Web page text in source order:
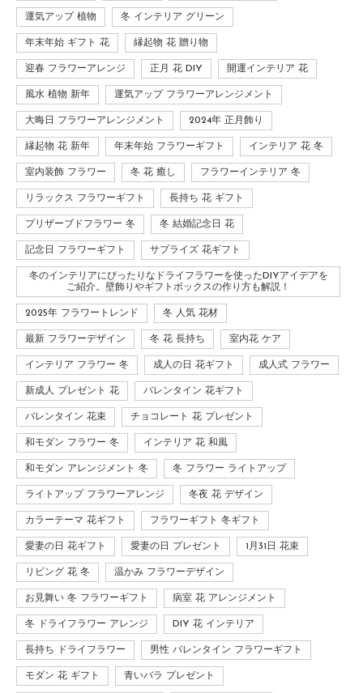
運気アップ 植物 冬 インテリア グリーン
年末年始 ギフト 花 縁起物 花 贈り物
迎春 フラワーアレンジ 正月 花 DIY 開運インテリア 花
風水 植物 新年 運気アップ フラワーアレンジメント
大晦日 フラワーアレンジメント 2024年 正月飾り
縁起物 花 新年 年末年始 フラワーギフト インテリア 花 冬
室内装飾 フラワー 冬 花 癒し フラワーインテリア 冬
リラックス フラワーギフト 長持ち 花 ギフト
プリザーブドフラワー 冬 冬 結婚記念日 花
記念日 フラワーギフト サプライズ 花ギフト
冬のインテリアにぴったりなドライフラワーを使ったDIYアイデアを
ご紹介。壁飾りやギフトボックスの作り方も解説！
2025年 フラワートレンド 冬 人気 花材
最新 フラワーデザイン 冬 花 長持ち 室内花 ケア
インテリア フラワー 冬 成人の日 花ギフト 成人式 フラワー
新成人 プレゼント 花 バレンタイン 花ギフト
バレンタイン 花束 チョコレート 花 プレゼント
和モダン フラワー 冬 インテリア 花 和風
和モダン アレンジメント 冬 冬 フラワー ライトアップ
ライトアップ フラワーアレンジ 冬夜 花 デザイン
カラーテーマ 花ギフト フラワーギフト 冬ギフト
愛妻の日 花ギフト 愛妻の日 プレゼント 1月31日 花束
リビング 花 冬 温かみ フラワーデザイン
お見舞い 冬 フラワーギフト 病室 花 アレンジメント
冬 ドライフラワー アレンジ DIY 花 インテリア
長持ち ドライフラワー 男性 バレンタイン フラワーギフト
モダン 花 ギフト 青いバラ プレゼント